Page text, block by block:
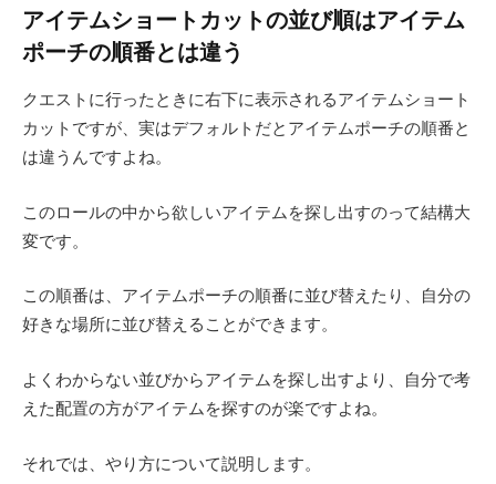
アイテムショートカットの並び順はアイテム
ポーチの順番とは違う
クエストに行ったときに右下に表示されるアイテムショート
カットですが、実はデフォルトだとアイテムポーチの順番と
は違うんですよね。
このロールの中から欲しいアイテムを探し出すのって結構大
変です。
この順番は、アイテムポーチの順番に並び替えたり、自分の
好きな場所に並び替えることができます。
よくわからない並びからアイテムを探し出すより、自分で考
えた配置の方がアイテムを探すのが楽ですよね。
それでは、やり方について説明します。